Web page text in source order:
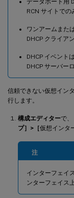
RCN サイトでの
ワンアームまた
DHCP クライア
DHCP イベント
DHCP サーバー
信頼できない仮想イン
行します。
構成エディターで、
プ］>［仮想インタ
注
インターフェイ
ンターフェイス